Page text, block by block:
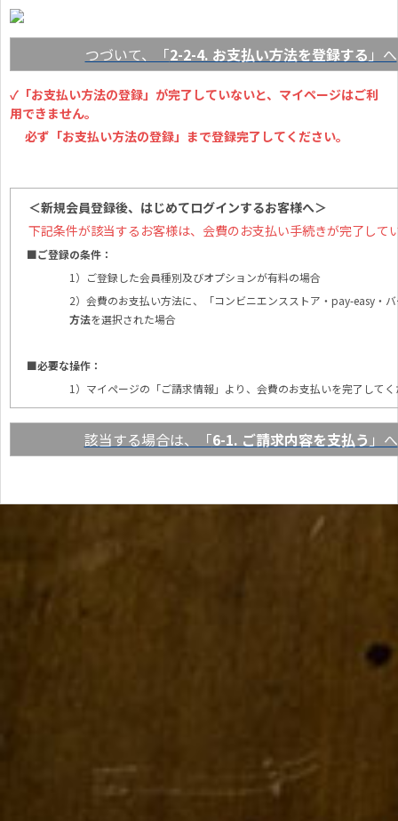
つづいて、「2-2-4. お支払い方法を登録する 」へ
✓「お支払い方法の登録」が完了していないと、マイページはご利
用できません。
必ず「お支払い方法の登録」まで登録完了してください。
＜新規会員登録後、はじめてログインするお客様へ＞
下記条件が該当するお客様は、会費のお支払い手続きが完了して
■ご登録の条件：
1）ご登録した会員種別及びオプションが有料の場合
2）会費のお支払い方法に、「コンビニエンスストア・pay-easy・
方法を選択された場合
■必要な操作：
1）マイページの「ご請求情報」より、会費のお支払いを完了して
該当する場合は、「6-1. ご請求内容を支払う 」へ